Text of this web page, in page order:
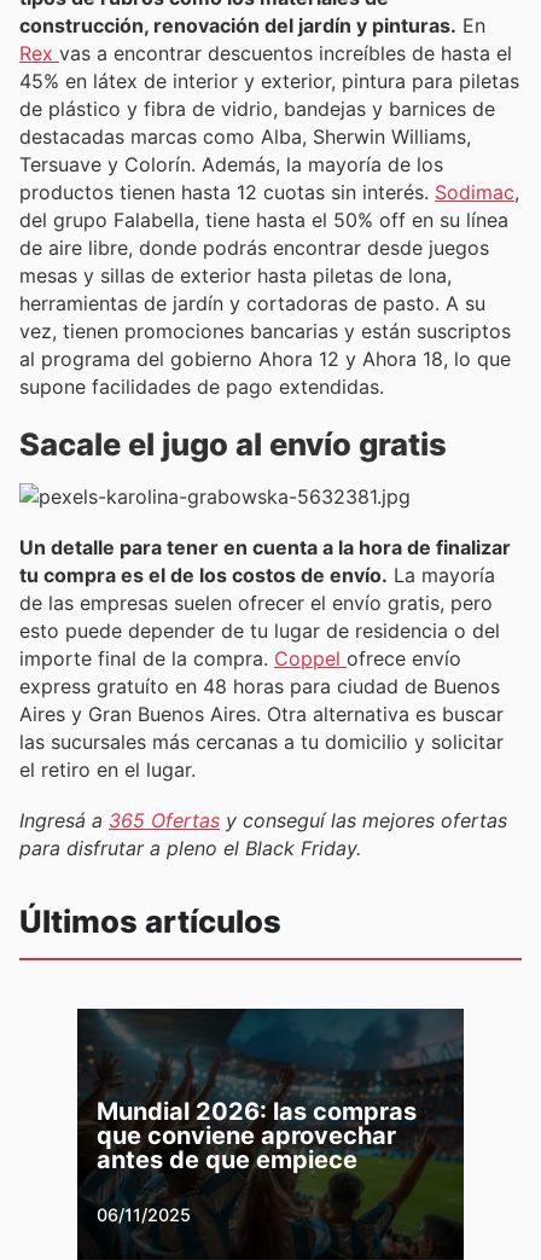
construcción, renovación del jardín y pinturas. En
Rex vas a encontrar descuentos increíbles de hasta el
45% en látex de interior y exterior, pintura para piletas
de plástico y fibra de vidrio, bandejas y barnices de
destacadas marcas como Alba, Sherwin Williams,
Tersuave y Colorín. Además, la mayoría de los
productos tienen hasta 12 cuotas sin interés. Sodimac,
del grupo Falabella, tiene hasta el 50% off en su línea
de aire libre, donde podrás encontrar desde juegos
mesas y sillas de exterior hasta piletas de lona,
herramientas de jardín y cortadoras de pasto. A su
vez, tienen promociones bancarias y están suscriptos
al programa del gobierno Ahora 12 y Ahora 18, lo que
supone facilidades de pago extendidas.
Sacale el jugo al envío gratis
Un detalle para tener en cuenta a la hora de finalizar
tu compra es el de los costos de envío. La mayoría
de las empresas suelen ofrecer el envío gratis, pero
esto puede depender de tu lugar de residencia o del
importe final de la compra. Coppel ofrece envío
express gratuíto en 48 horas para ciudad de Buenos
Aires y Gran Buenos Aires. Otra alternativa es buscar
las sucursales más cercanas a tu domicilio y solicitar
el retiro en el lugar.
Ingresá a 365 Ofertas y conseguí las mejores ofertas
para disfrutar a pleno el Black Friday.
Últimos artículos
Mundial 2026: las compras
que conviene aprovechar
antes de que empiece
06/11/2025